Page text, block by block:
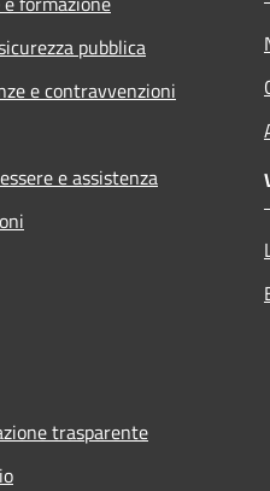
pubblica
e contravvenzioni
e assistenza
trasparente